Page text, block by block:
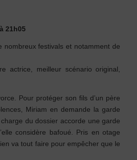
21h05
nombreux festivals et notamment de
actrice, meilleur scénario original,
Pour protéger son fils d’un père
Miriam en demande la garde
du dossier accorde une garde
considère bafoué. Pris en otage
va tout faire pour empêcher que le